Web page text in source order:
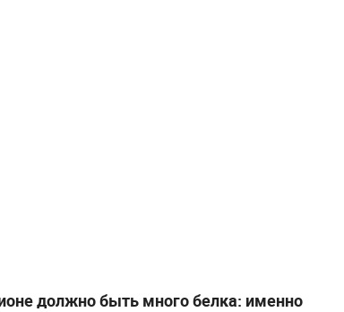
должно быть много белка: именно